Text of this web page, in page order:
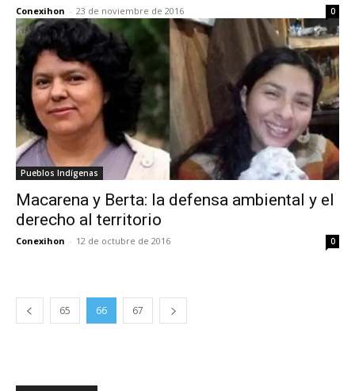
Conexihon - 23 de noviembre de 2016 0
Pueblos Indígenas
Macarena y Berta: la defensa ambiental y el
derecho al territorio
Conexihon - 12 de octubre de 2016 0
65 66 67